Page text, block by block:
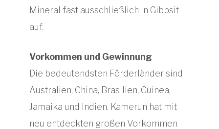
Mineral fast ausschließlich in Gibbsit
auf.
Vorkommen und Gewinnung
Die bedeutendsten Förderländer sind
Australien, China, Brasilien, Guinea,
Jamaika und Indien. Kamerun hat mit
neu entdeckten großen Vorkommen